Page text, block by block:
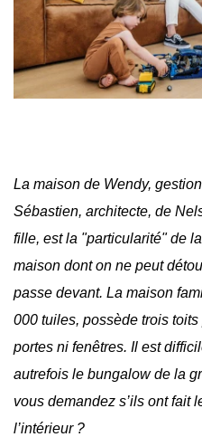
La maison de Wendy,
Sébastien, architecte, de
fille, est la "particularité" de
maison dont on ne peut
passe devant. La maison
000 tuiles, possède trois
portes ni fenêtres. Il est
autrefois le bungalow de la
vous demandez s’ils ont fait
l’intérieur ?